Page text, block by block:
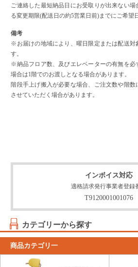
ご連絡した最短納品日にお受取りが出来ない
る変更期限(配送日の約5営業日前)までにご希望
備考
※お届けの地域により、曜日限定または配送対
す。
※納品フロア数、及びエレベーターの有無を必
場合は1階でのお渡しとなる場合があります。
階段手上げ搬入が必要な場合、ご注文数や階
させていただく場合があります。
インボイス対応
適格請求発行事業者登録
T9120001001076
カテゴリーから探す
商品カテゴリ一